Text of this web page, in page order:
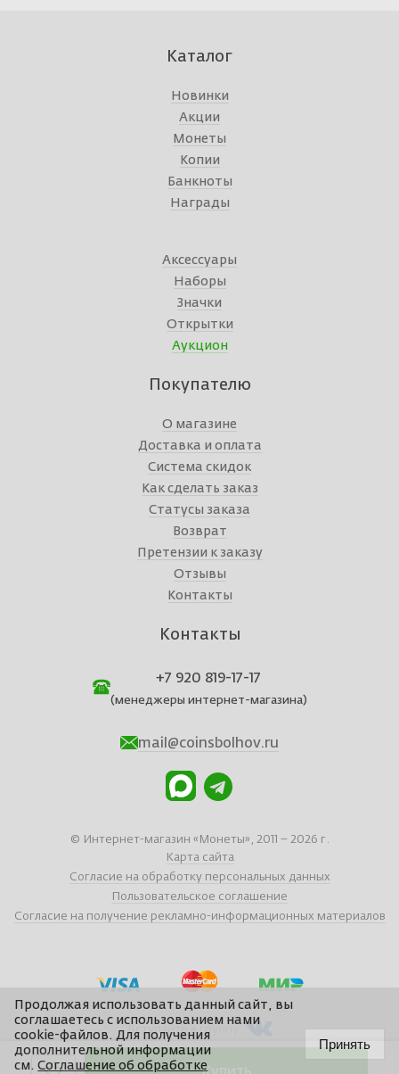
Каталог
Новинки
Акции
Монеты
Копии
Банкноты
Награды
Аксессуары
Наборы
Значки
Открытки
Аукцион
Покупателю
О магазине
Доставка и оплата
Система скидок
Как сделать заказ
Статусы заказа
Возврат
Претензии к заказу
Отзывы
Контакты
Контакты
+7 920 819-17-17
(менеджеры интернет-магазина)
mail@coinsbolhov.ru
© Интернет-магазин «Монеты», 2011 – 2026 г.
Карта сайта
Согласие на обработку персональных данных
Пользовательское соглашение
Согласие на получение рекламно-информационных материалов
Вступайте в группу
Продолжая использовать данный сайт, вы
соглашаетесь с использованием нами
cookie-файлов. Для получения
дополнительной информации
см.Соглашение об обработке
Принять